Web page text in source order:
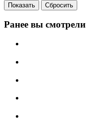
Сбросить
Ранее вы смотрели